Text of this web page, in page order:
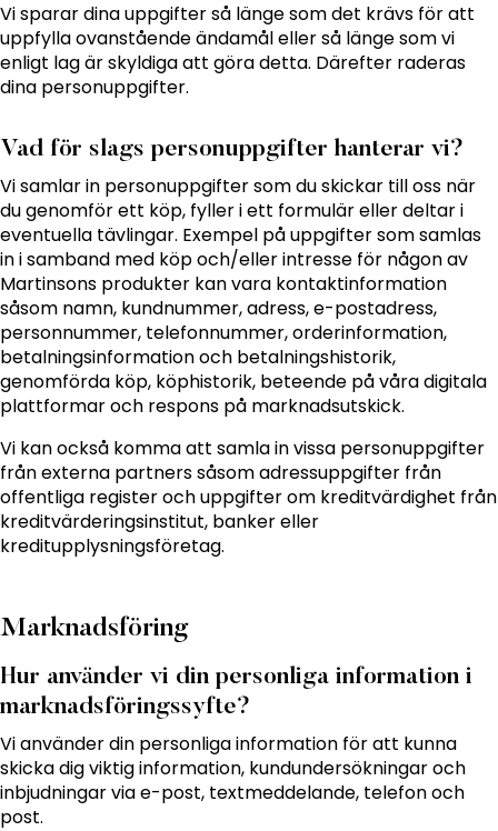
Vi sparar dina uppgifter så länge som det krävs för att
uppfylla ovanstående ändamål eller så länge som vi
enligt lag är skyldiga att göra detta. Därefter raderas
dina personuppgifter.
Vad för slags personuppgifter hanterar vi?
Vi samlar in personuppgifter som du skickar till oss när
du genomför ett köp, fyller i ett formulär eller deltar i
eventuella tävlingar. Exempel på uppgifter som samlas
in i samband med köp och/eller intresse för någon av
Martinsons produkter kan vara kontaktinformation
såsom namn, kundnummer, adress, e-postadress,
personnummer, telefonnummer, orderinformation,
betalningsinformation och betalningshistorik,
genomförda köp, köphistorik, beteende på våra digitala
plattformar och respons på marknadsutskick.
Vi kan också komma att samla in vissa personuppgifter
från externa partners såsom adressuppgifter från
offentliga register och uppgifter om kreditvärdighet från
kreditvärderingsinstitut, banker eller
kreditupplysningsföretag.
Marknadsföring
Hur använder vi din personliga information i
marknadsföringssyfte?
Vi använder din personliga information för att kunna
skicka dig viktig information, kundundersökningar och
inbjudningar via e-post, textmeddelande, telefon och
post.